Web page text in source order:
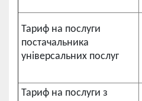
Тариф на послуги
постачальника
універсальних послуг
Тариф на послуги з